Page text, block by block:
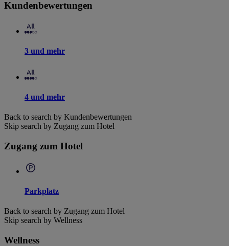
Kundenbewertungen
3 und mehr
4 und mehr
Back to search by Kundenbewertungen
Skip search by Zugang zum Hotel
Zugang zum Hotel
Parkplatz
Back to search by Zugang zum Hotel
Skip search by Wellness
Wellness